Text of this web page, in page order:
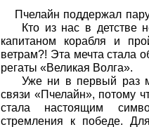
Пчелайн поддержал
Кто из нас в детстве
капитаном корабля и
ветрам?! Эта мечта стала
регаты «Великая Волга».
Уже ни в первый раз
связи «Пчелайн», потому
стала настоящим
стремления к победе.